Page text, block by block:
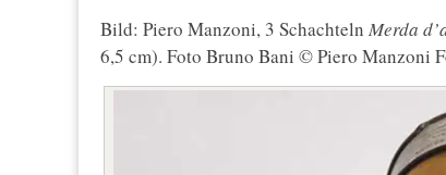
Bild: Piero Manzoni, 3 Schachteln Merda
6,5 cm). Foto Bruno Bani © Piero Manzoni